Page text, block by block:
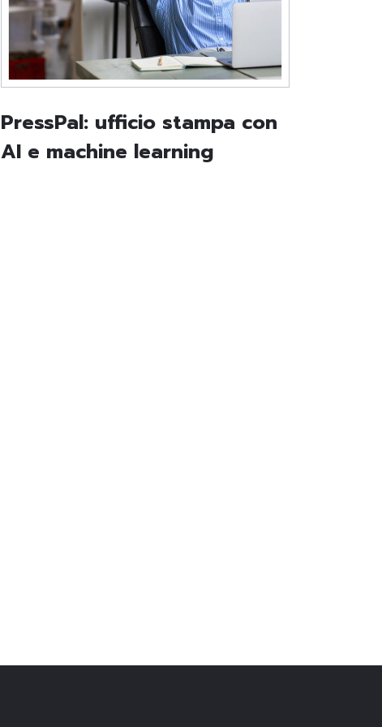
PressPal: ufficio stampa con
AI e machine learning